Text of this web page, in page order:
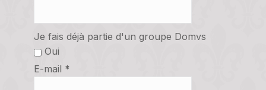
Je fais déjà partie d'un groupe Domvs
Oui
E-mail *